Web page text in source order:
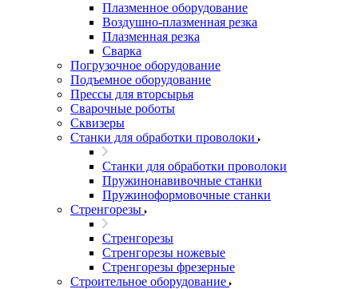
Плазменное оборудование
Воздушно-плазменная резка
Плазменная резка
Сварка
Погрузочное оборудование
Подъемное оборудование
Прессы для вторсырья
Сварочные роботы
Сквизеры
Станки для обработки проволоки
Станки для обработки проволоки
Пружинонавивочные станки
Пружиноформовочные станки
Стренгорезы
Стренгорезы
Стренгорезы ножевые
Стренгорезы фрезерные
Строительное оборудование